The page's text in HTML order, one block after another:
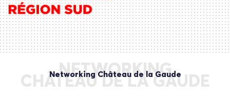
NETWORKING
CHÂTEAU DE LA GAUDE
Networking Château de la Gaude